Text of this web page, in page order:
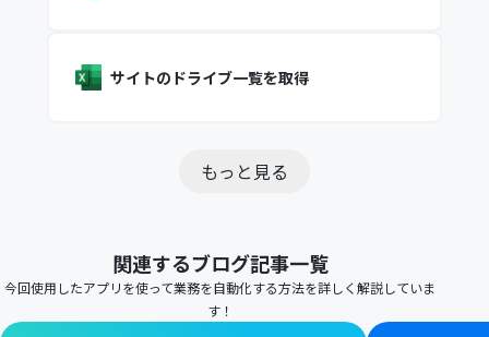
サイトのドライブ一覧を取得
もっと見る
関連するブログ記事一覧
今回使用したアプリを使って業務を自動化する方法を詳しく解説していま
す！